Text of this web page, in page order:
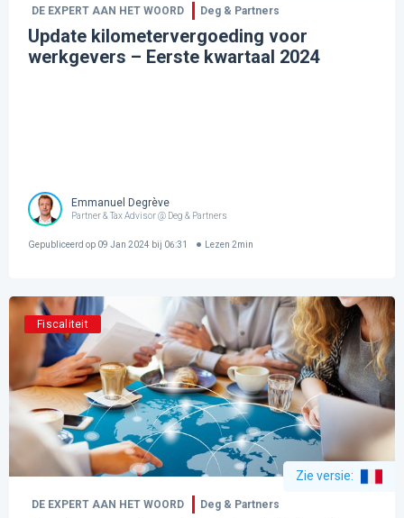
DE EXPERT AAN HET WOORD Deg & Partners
Update kilometervergoeding voor
werkgevers – Eerste kwartaal 2024
Emmanuel Degrève
Partner & Tax Advisor @ Deg & Partners
Gepubliceerd op 09 Jan 2024 bij 06:31 Lezen 2min
Fiscaliteit
Zie versie:
DE EXPERT AAN HET WOORD Deg & Partners